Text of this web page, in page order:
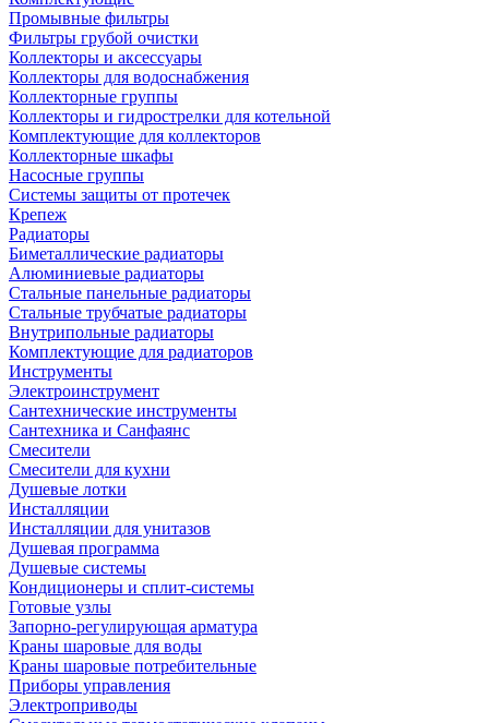
Промывные фильтры
Фильтры грубой очистки
Коллекторы и аксессуары
Коллекторы для водоснабжения
Коллекторные группы
Коллекторы и гидрострелки для котельной
Комплектующие для коллекторов
Коллекторные шкафы
Насосные группы
Системы защиты от протечек
Крепеж
Радиаторы
Биметаллические радиаторы
Алюминиевые радиаторы
Стальные панельные радиаторы
Стальные трубчатые радиаторы
Внутрипольные радиаторы
Комплектующие для радиаторов
Инструменты
Электроинструмент
Сантехнические инструменты
Сантехника и Санфаянс
Смесители
Смесители для кухни
Душевые лотки
Инсталляции
Инсталляции для унитазов
Душевая программа
Душевые системы
Кондиционеры и сплит-системы
Готовые узлы
Запорно-регулирующая арматура
Краны шаровые для воды
Краны шаровые потребительные
Приборы управления
Электроприводы